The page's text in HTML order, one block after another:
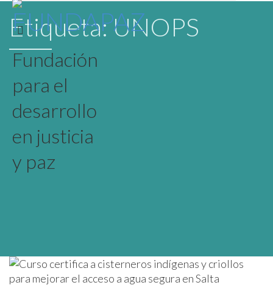
Fundación
para el
desarrollo
en justicia
y paz
Skip
to
content
Etiqueta:UNOPS